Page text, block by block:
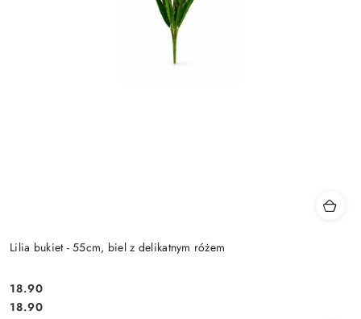
Lilia bukiet - 55cm, biel z delikatnym różem
Cena:
18.90
Cena:
18.90